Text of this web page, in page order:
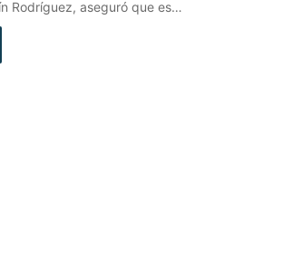
Rodríguez, aseguró que es…